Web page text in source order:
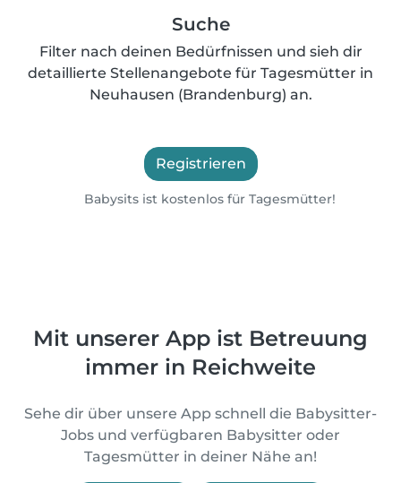
Suche
Filter nach deinen Bedürfnissen und sieh dir
detaillierte Stellenangebote für Tagesmütter in
Neuhausen (Brandenburg) an.
Registrieren
Babysits ist kostenlos für Tagesmütter!
Mit unserer App ist Betreuung
immer in Reichweite
Sehe dir über unsere App schnell die Babysitter-
Jobs und verfügbaren Babysitter oder
Tagesmütter in deiner Nähe an!